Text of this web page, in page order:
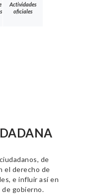
Actividades
oficiales
de
el derecho de
e influir así en
de gobierno.